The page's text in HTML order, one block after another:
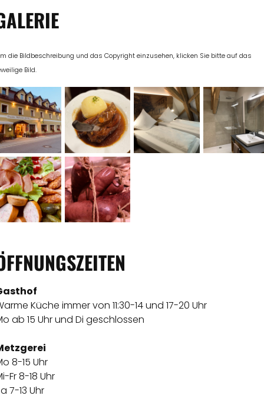
die Bildbeschreibung und das Copyright einzusehen, klicken Sie bitte auf das
Bild.
Küche immer von 11:30-14 und 17-20 Uhr
ab 15 Uhr und Di geschlossen
8-15 Uhr
Fr 8-18 Uhr
7-13 Uhr